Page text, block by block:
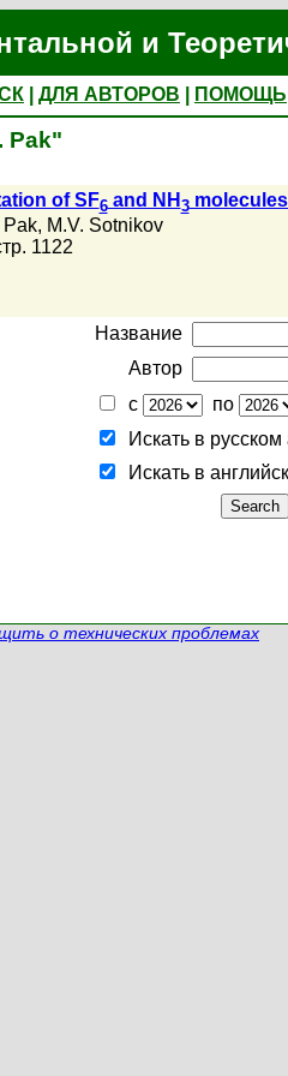
и
ДЛЯ АВТОРОВ
ПОМОЩЬ
Pak"
of SF6and NH3molecules
Pak, M.V. Sotnikov
1122
Название
Автор
с
по
Искать в
Искать в
о технических проблемах